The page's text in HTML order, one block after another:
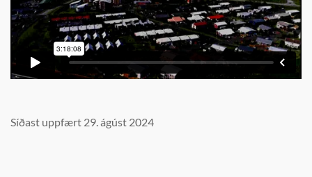
Síðast uppfært 29. ágúst 2024